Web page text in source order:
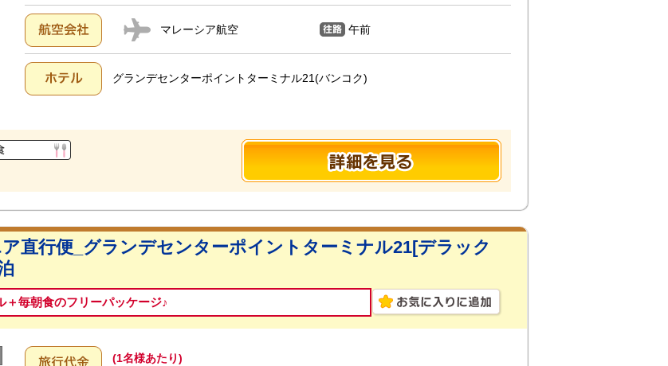
マレーシア航空 午前
グランデセンターポイントターミナル21(バンコク)
直行便_グランデセンターポイントターミナル21[デラック
＋毎朝食のフリーパッケージ♪
(1名様あたり)